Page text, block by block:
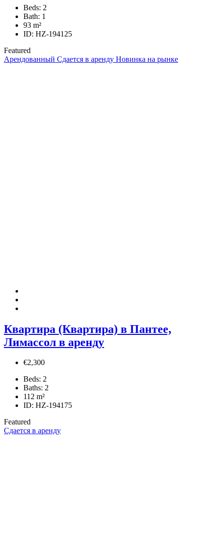
Beds: 2
Bath: 1
93 m²
ID: HZ-194125
Featured
Арендованный Сдается в аренду Новинка на рынке
Квартира (Квартира) в Пантее,
Лимассол в аренду
€2,300
Beds: 2
Baths: 2
112 m²
ID: HZ-194175
Featured
Сдается в аренду